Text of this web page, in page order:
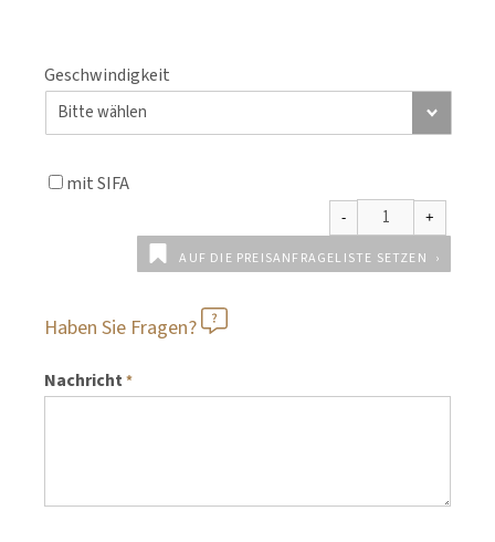
Geschwindigkeit
mit SIFA
AUF DIE PREISANFRAGELISTE SETZEN
Haben Sie Fragen?
Nachricht*